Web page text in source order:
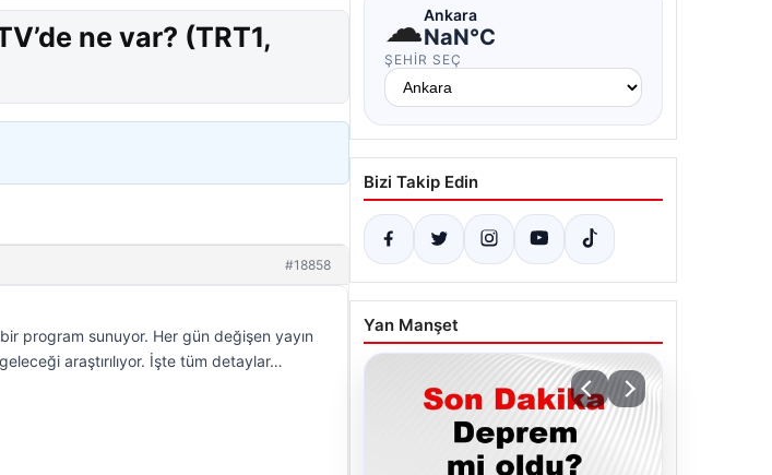
ne var? (TRT1,
#18858
program sunuyor. Her gün değişen yayın
araştırılıyor. İşte tüm detaylar…
☁Ankara
NaN°C
ŞEHIR SEÇ
Bizi Takip Edin
Yan Manşet